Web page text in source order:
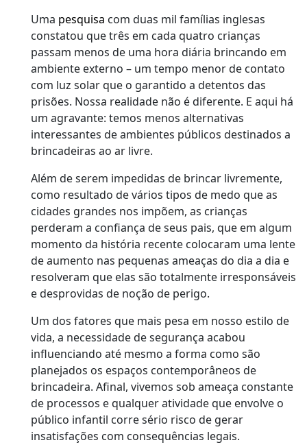
Uma pesquisa com duas mil famílias inglesas
constatou que três em cada quatro crianças
passam menos de uma hora diária brincando em
ambiente externo – um tempo menor de contato
com luz solar que o garantido a detentos das
prisões. Nossa realidade não é diferente. E aqui há
um agravante: temos menos alternativas
interessantes de ambientes públicos destinados a
brincadeiras ao ar livre.
Além de serem impedidas de brincar livremente,
como resultado de vários tipos de medo que as
cidades grandes nos impõem, as crianças
perderam a confiança de seus pais, que em algum
momento da história recente colocaram uma lente
de aumento nas pequenas ameaças do dia a dia e
resolveram que elas são totalmente irresponsáveis
e desprovidas de noção de perigo.
Um dos fatores que mais pesa em nosso estilo de
vida, a necessidade de segurança acabou
influenciando até mesmo a forma como são
planejados os espaços contemporâneos de
brincadeira. Afinal, vivemos sob ameaça constante
de processos e qualquer atividade que envolve o
público infantil corre sério risco de gerar
insatisfações com consequências legais.